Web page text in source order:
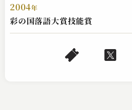
紙入れ
2024.08.27 | 10分
2004年
彩の国落語大賞技能賞